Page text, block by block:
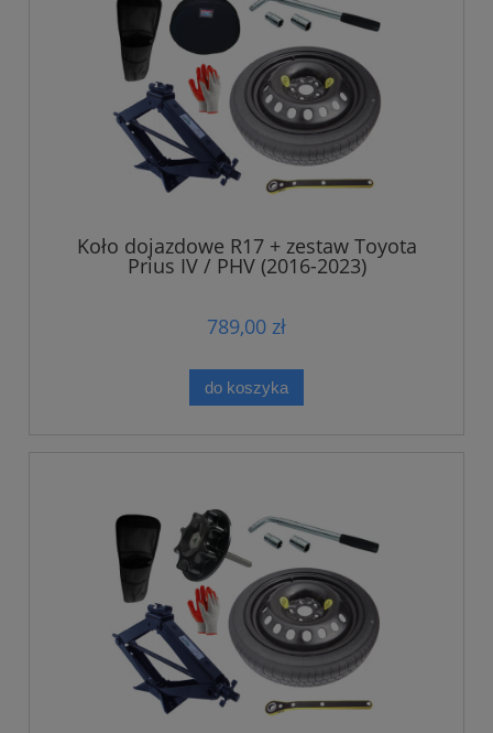
Koło dojazdowe R17 + zestaw Toyota
Prius IV / PHV (2016-2023)
789,00 zł
do koszyka